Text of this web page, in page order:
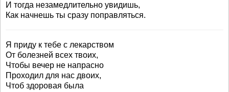
И тогда незамедлительно увидишь,
Как начнешь ты сразу поправляться.
Я приду к тебе с лекарством
От болезней всех твоих,
Чтобы вечер не напрасно
Проходил для нас двоих,
Чтоб здоровая была